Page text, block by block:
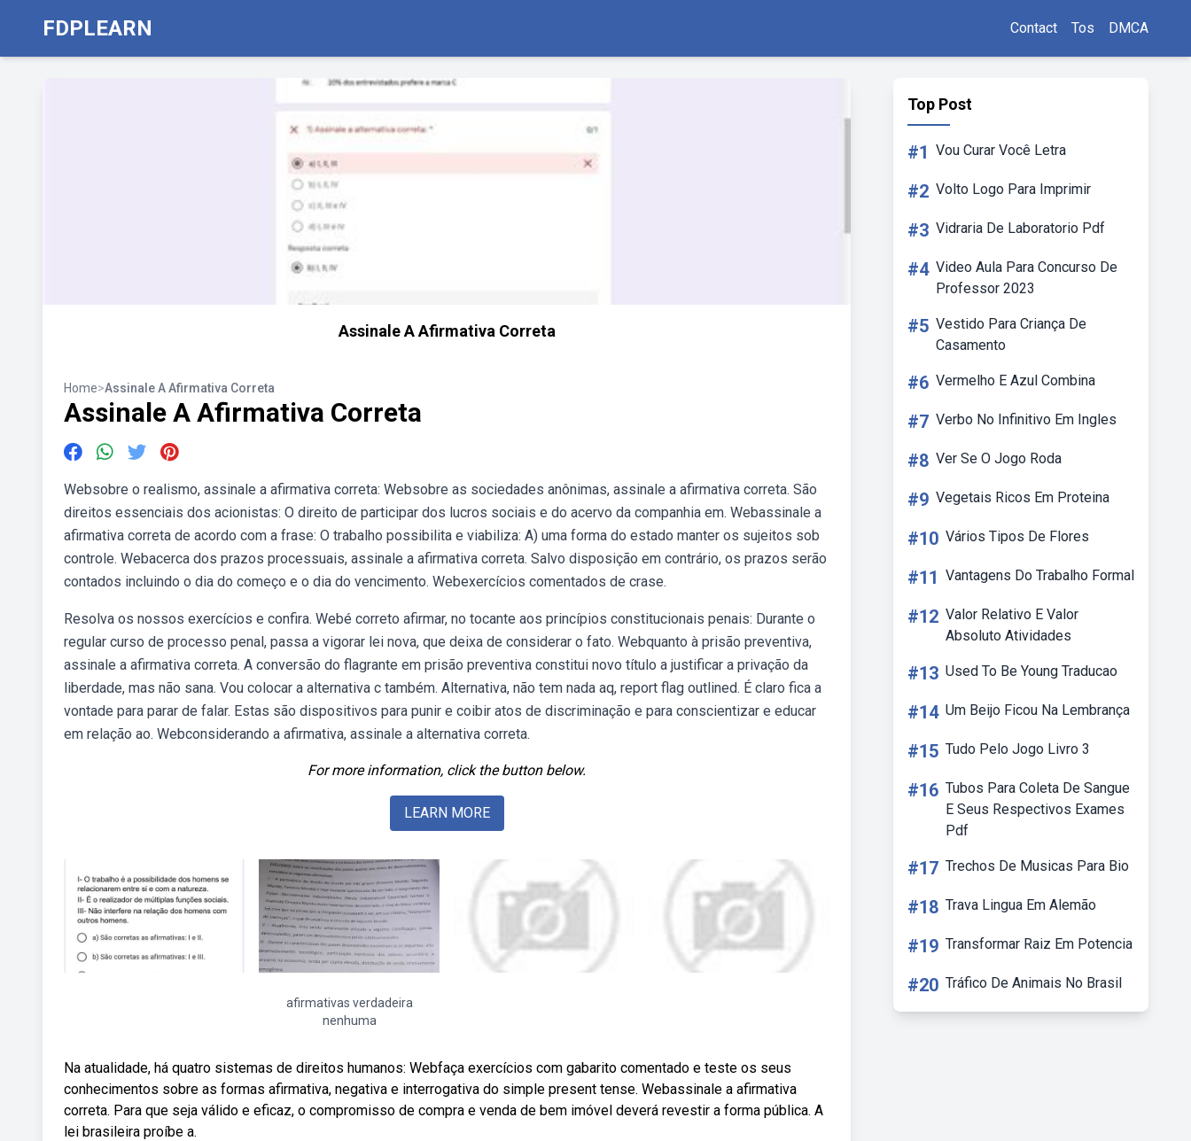
FDPLEARN Contact Tos DMCA
Assinale A Afirmativa Correta
Home>Assinale A Afirmativa Correta
Assinale A Afirmativa Correta
Websobre o realismo, assinale a afirmativa correta: Websobre as sociedades anônimas, assinale a afirmativa correta. São
direitos essenciais dos acionistas: O direito de participar dos lucros sociais e do acervo da companhia em. Webassinale a
afirmativa correta de acordo com a frase: O trabalho possibilita e viabiliza: A) uma forma do estado manter os sujeitos sob
controle. Webacerca dos prazos processuais, assinale a afirmativa correta. Salvo disposição em contrário, os prazos serão
contados incluindo o dia do começo e o dia do vencimento. Webexercícios comentados de crase.
Resolva os nossos exercícios e confira. Webé correto afirmar, no tocante aos princípios constitucionais penais: Durante o
regular curso de processo penal, passa a vigorar lei nova, que deixa de considerar o fato. Webquanto à prisão preventiva,
assinale a afirmativa correta. A conversão do flagrante em prisão preventiva constitui novo título a justificar a privação da
liberdade, mas não sana. Vou colocar a alternativa c também. Alternativa, não tem nada aq, report flag outlined. É claro fica a
vontade para parar de falar. Estas são dispositivos para punir e coibir atos de discriminação e para conscientizar e educar
em relação ao. Webconsiderando a afirmativa, assinale a alternativa correta.
For more information, click the button below.
LEARN MORE
afirmativas verdadeira
nenhuma
Na atualidade, há quatro sistemas de direitos humanos: Webfaça exercícios com gabarito comentado e teste os seus
conhecimentos sobre as formas afirmativa, negativa e interrogativa do simple present tense. Webassinale a afirmativa
correta. Para que seja válido e eficaz, o compromisso de compra e venda de bem imóvel deverá revestir a forma pública. A
lei brasileira proíbe a.
Top Post
#1 Vou Curar Você Letra
#2 Volto Logo Para Imprimir
#3 Vidraria De Laboratorio Pdf
#4 Video Aula Para Concurso De
Professor 2023
#5 Vestido Para Criança De
Casamento
#6 Vermelho E Azul Combina
#7 Verbo No Infinitivo Em Ingles
#8 Ver Se O Jogo Roda
#9 Vegetais Ricos Em Proteina
#10 Vários Tipos De Flores
#11 Vantagens Do Trabalho Formal
#12 Valor Relativo E Valor
Absoluto Atividades
#13 Used To Be Young Traducao
#14 Um Beijo Ficou Na Lembrança
#15 Tudo Pelo Jogo Livro 3
#16 Tubos Para Coleta De Sangue
E Seus Respectivos Exames
Pdf
#17 Trechos De Musicas Para Bio
#18 Trava Lingua Em Alemão
#19 Transformar Raiz Em Potencia
#20 Tráfico De Animais No Brasil